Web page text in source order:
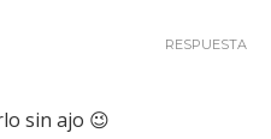
sin ajo 😉
RESPUESTA